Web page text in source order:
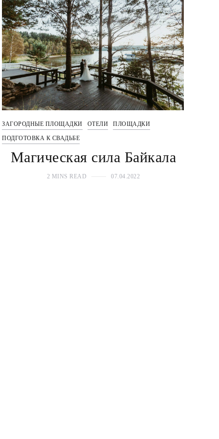
ЗАГОРОДНЫЕ ПЛОЩАДКИ ОТЕЛИ ПЛОЩАДКИ
ПОДГОТОВКА К СВАДЬБЕ
Магическая сила Байкала
2 MINS READ 07.04.2022